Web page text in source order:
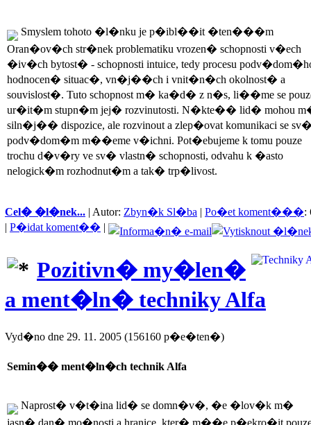
Smyslem tohoto �l�nku je p�ibl��it �ten���m
Oran�ov�ch str�nek problematiku vrozen� schopnosti v�ech
�iv�ch bytost� - schopnosti intuice, tedy procesu
hodnocen� situac�, vn�j��ch i vnit�n�ch okolnost� a
souvislost�. Tuto schopnost m� ka�d� z n�s, li��me se
ur�it�m stupn�m jej� rozvinutosti. N�kte�� lid� mohou
siln�j�� dispozice, ale rozvinout a zlep�ovat komunikaci se
podv�dom�m m��eme v�ichni. Pot�ebujeme k tomu pouze
trochu d�v�ry ve sv� vlastn� schopnosti, odvahu k �asto
nelogick�m rozhodnut�m a tak� trp�livost.
Cel� �l�nek... | Autor: Zbyn�k Sl�ba | Po�et koment���:
| P�idat koment�� |
Pozitivn� my�len�
a ment�ln� techniky Alfa
Vyd�no dne 29. 11. 2005 (156160 p�e�ten�)
Semin�� ment�ln�ch technik Alfa
Naprost� v�t�ina lid� se domn�v�, �e �lov�k m�
jasn� dan� mo�nosti a hranice, kter� m��e p�ekro�it